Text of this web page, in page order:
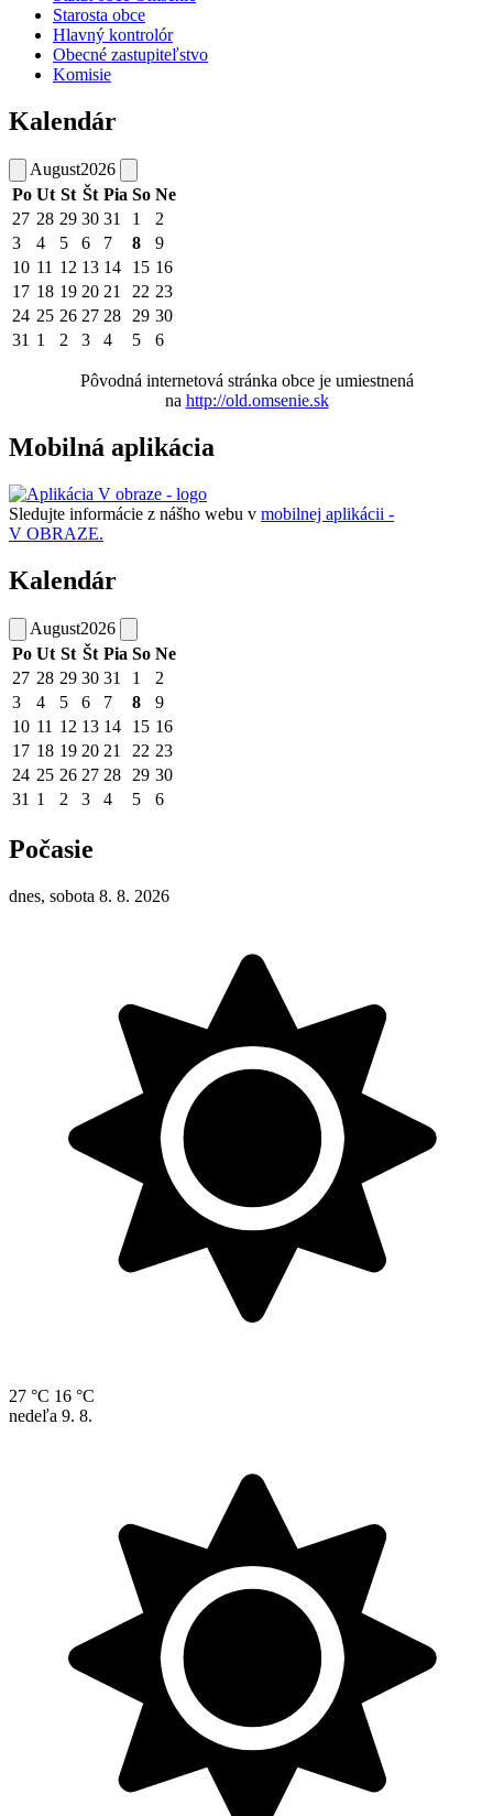
Starosta obce
Hlavný kontrolór
Obecné zastupiteľstvo
Komisie
Kalendár
August2026
Po Ut St Št Pia So Ne
27 28 29 30 31 1
2
3
4 5 6 7 8
9
10 11 12 13 14 15 16
17 18 19 20 21 22 23
24 25 26 27 28 29 30
31 1 2 3 4 5 6
Pôvodná internetová stránka obce je umiestnená
na http://old.omsenie.sk
Mobilná aplikácia
Sledujte informácie z nášho webu v mobilnej aplikácii -
V OBRAZE.
Kalendár
August2026
Po Ut St Št Pia So Ne
27 28 29 30 31 1
2
3
4 5 6 7 8
9
10 11 12 13 14 15 16
17 18 19 20 21 22 23
24 25 26 27 28 29 30
31 1 2 3 4 5 6
Počasie
dnes, sobota 8. 8. 2026
27 °C 16 °C
nedeľa 9. 8.